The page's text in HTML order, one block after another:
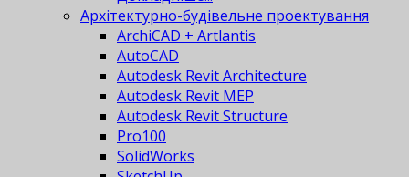
Архітектурно-будівельне проектування
ArchiCAD + Artlantis
AutoCAD
Autodesk Revit Architecture
Autodesk Revit MEP
Autodesk Revit Structure
Pro100
SolidWorks